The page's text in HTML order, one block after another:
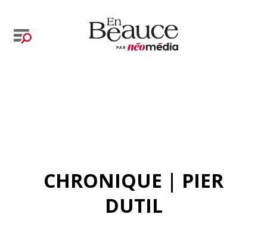
CHRONIQUE | PIER
DUTIL